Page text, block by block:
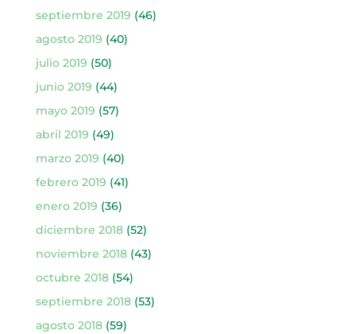
septiembre 2019 (46)
agosto 2019 (40)
julio 2019 (50)
junio 2019 (44)
mayo 2019 (57)
abril 2019 (49)
marzo 2019 (40)
febrero 2019 (41)
enero 2019 (36)
diciembre 2018(52)
noviembre 2018(43)
octubre 2018(54)
septiembre 2018(53)
agosto 2018(59)